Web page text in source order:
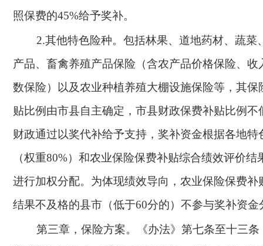
照保费的45%给予奖补。
2.其他特色险种。包括林果、道地药材、蔬菜
产品、畜禽养殖产品保险（含农产品价格保险、收
数保险）以及农业种植养殖大棚设施保险等，其保
贴比例由市县自主确定，市县财政保费补贴比例不
财政通过以奖代补给予支持，奖补资金根据各地特
（权重80%）和农业保险保费补贴综合绩效评价结
进行加权分配。为体现绩效导向，农业保险保费补
结果不及格的县市（低于60分的）不参与奖补资金
第三章，保险方案。《办法》第七条至十三